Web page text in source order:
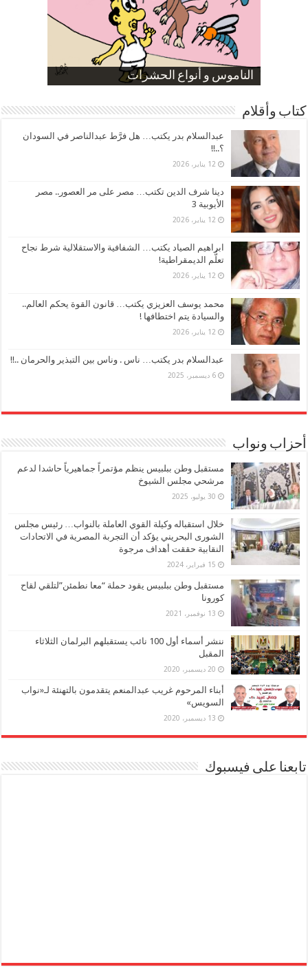
الناموس و أنواع الحشرات
الموظفين بعد ارتفاع الأسعار
ارتفاع نسبة الطلاق في مصر
صورة كاركاتيرية
صورة كاركاتيرية
كتاب وأقلام
عبدالسلام بدر يكتب… هل فرَّط عبدالناصر في السودان
؟..!!
12 يناير، 2026
دينا شرف الدين تكتب… مصر على مر العصور.. مصر
الأيوبية 3
12 يناير، 2026
ابراهيم الصياد يكتب… الشفافية والاستقلالية شرط نجاح
تعلُّم الديمقراطية!
12 يناير، 2026
محمد يوسف العزيزي يكتب… قانون القوة يحكم العالم..
والسيادة يتم اختطافها !
12 يناير، 2026
عبدالسلام بدر يكتب… ناس . وناس بين التبذير والحرمان ..!!
6 ديسمبر، 2025
أحزاب ونواب
مستقبل وطن ببلبيس ينظم مؤتمراً جماهيرياً حاشدا لدعم
مرشحي مجلس الشيوخ
30 يوليو، 2025
خلال استقباله وكيلة القوي العاملة بالنواب… رئيس مجلس
الشورى البحريني يؤكد أن التجربة المصرية في الاتحادات
النقابية حققت أهداف مرجوة
15 فبراير، 2024
مستقبل وطن ببلبيس يقود حملة “معا نطمئن”لتلقي لقاح
كورونا
13 نوفمبر، 2021
ننشر أسماء أول 100 نائب يستقبلهم البرلمان الثلاثاء
المقبل
20 ديسمبر، 2020
أبناء المرحوم غريب عبدالمنعم يتقدمون بالتهنئة لـ«نواب
السويس»
13 ديسمبر، 2020
تابعنا على فيسبوك